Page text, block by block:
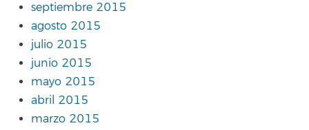
septiembre 2015
agosto 2015
julio 2015
junio 2015
mayo 2015
abril 2015
marzo 2015